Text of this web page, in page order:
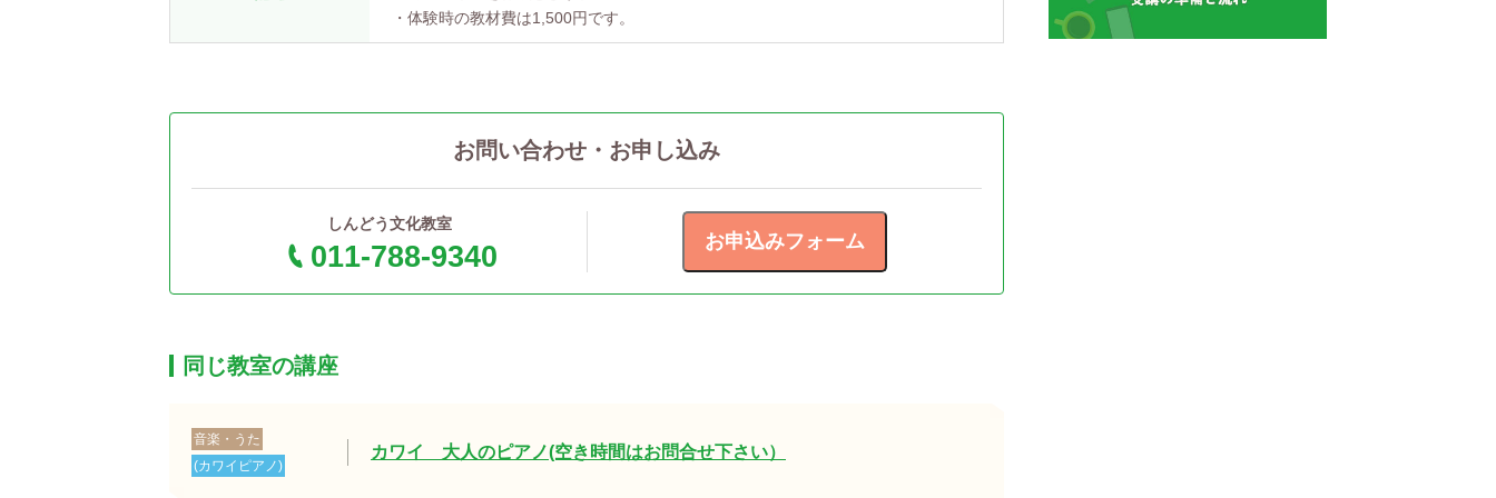
・体験時の教材費は1,500円です。
お問い合わせ・お申し込み
しんどう文化教室
011-788-9340
同じ教室の講座
音楽・うた
(カワイピアノ)
カワイ 大人のピアノ(空き時間はお問合せ下さい）